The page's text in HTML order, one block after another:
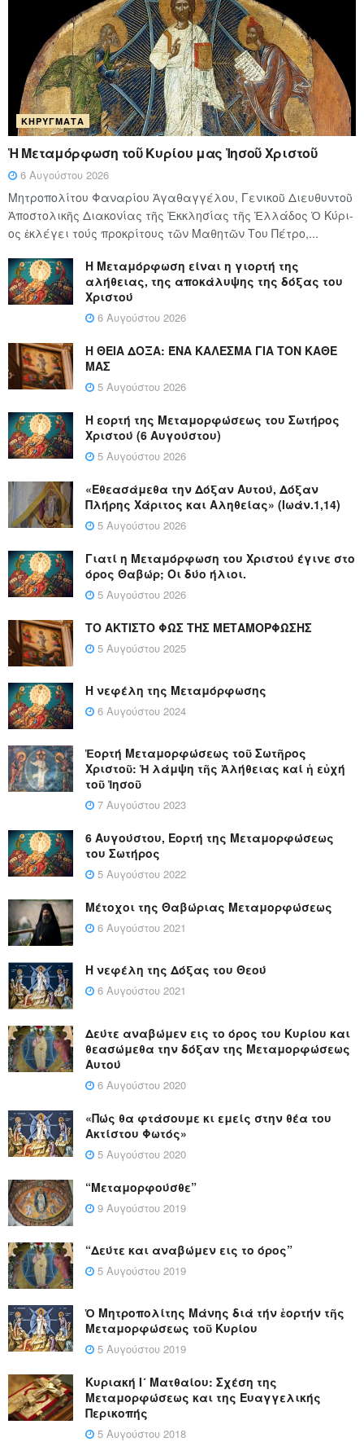
ΚΗΡΎΓΜΑΤΑ
Ἡ Μεταμόρφωση τοῦ Κυρίου μας Ἰησοῦ Χριστοῦ
6 Αυγούστου 2026
Μητροπολίτου Φαναρίου Ἀγαθαγγέλου, Γενικοῦ Διευθυντοῦ
Ἀποστολικῆς Διακονίας τῆς Ἐκκλησίας τῆς Ἑλλάδος Ὁ Κύ­ρι­
ος ἐκλέγει τούς προ­κρί­τους τῶν Μα­θη­τῶν Του Πέ­τρο,...
Η Μεταμόρφωση είναι η γιορτή της
αλήθειας, της αποκάλυψης της δόξας του
Χριστού
6 Αυγούστου 2026
Η ΘΕΙΑ ΔΟΞΑ: ΈΝΑ ΚΑΛΕΣΜΑ ΓΙΑ ΤΟΝ ΚΑΘΕ
ΜΑΣ
5 Αυγούστου 2026
Η εορτή της Μεταμορφώσεως του Σωτήρος
Χριστού (6 Αυγούστου)
5 Αυγούστου 2026
«Εθεασάμεθα την Δόξαν Αυτού, Δόξαν
Πλήρης Χάριτος και Αληθείας» (Ιωάν.1,14)
5 Αυγούστου 2026
Γιατί η Μεταμόρφωση του Χριστού έγινε στο
όρος Θαβώρ; Οι δύο ήλιοι.
5 Αυγούστου 2026
ΤΟ ΑΚΤΙΣΤΟ ΦΩΣ ΤΗΣ ΜΕΤΑΜΟΡΦΩΣΗΣ
5 Αυγούστου 2025
Η νεφέλη της Μεταμόρφωσης
6 Αυγούστου 2024
Ἑορτή Μεταμορφώσεως τοῦ Σωτῆρος
Χριστοῦ: Ἡ λάμψη τῆς Ἀλήθειας καί ἡ εὐχή
τοῦ Ἰησοῦ
7 Αυγούστου 2023
6 Αυγούστου, Εορτή της Μεταμορφώσεως
του Σωτήρος
5 Αυγούστου 2022
Μέτοχοι της Θαβώριας Μεταμορφώσεως
6 Αυγούστου 2021
Η νεφέλη της Δόξας του Θεού
6 Αυγούστου 2021
Δεύτε αναβώμεν εις το όρος του Κυρίου και
θεασώμεθα την δόξαν της Μεταμορφώσεως
Αυτού
6 Αυγούστου 2020
«Πώς θα φτάσουμε κι εμείς στην θέα του
Ακτίστου Φωτός»
5 Αυγούστου 2020
“Μεταμορφούσθε”
9 Αυγούστου 2019
“Δεύτε και αναβώμεν εις το όρος”
5 Αυγούστου 2019
Ὁ Μητροπολίτης Μάνης διά τήν ἑορτήν τῆς
Μεταμορφώσεως τοῦ Κυρίου
5 Αυγούστου 2019
Κυριακή Ι´ Ματθαίου: Σχέση της
Μεταμορφώσεως και της Ευαγγελικής
Περικοπής
5 Αυγούστου 2018